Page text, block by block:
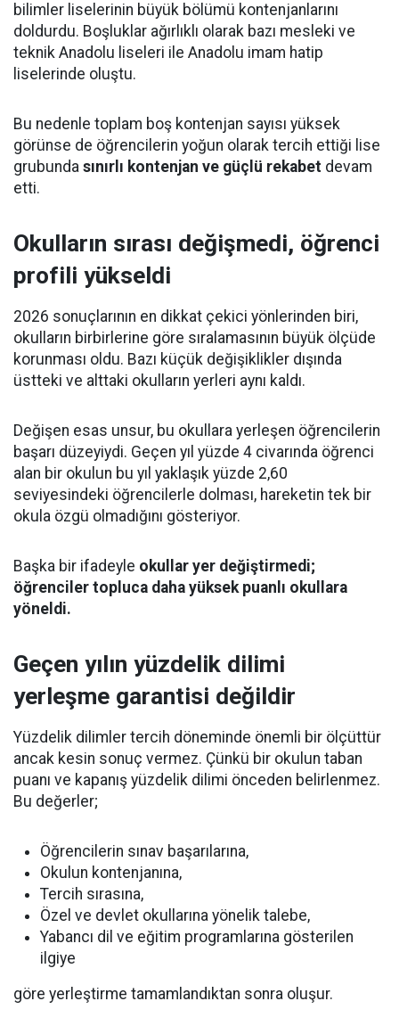
bilimler liselerinin büyük bölümü kontenjanlarını
doldurdu. Boşluklar ağırlıklı olarak bazı mesleki ve
teknik Anadolu liseleri ile Anadolu imam hatip
liselerinde oluştu.
Bu nedenle toplam boş kontenjan sayısı yüksek
görünse de öğrencilerin yoğun olarak tercih ettiği lise
grubunda sınırlı kontenjan ve güçlü rekabet devam
etti.
Okulların sırası değişmedi, öğrenci
profili yükseldi
2026 sonuçlarının en dikkat çekici yönlerinden biri,
okulların birbirlerine göre sıralamasının büyük ölçüde
korunması oldu. Bazı küçük değişiklikler dışında
üstteki ve alttaki okulların yerleri aynı kaldı.
Değişen esas unsur, bu okullara yerleşen öğrencilerin
başarı düzeyiydi. Geçen yıl yüzde 4 civarında öğrenci
alan bir okulun bu yıl yaklaşık yüzde 2,60
seviyesindeki öğrencilerle dolması, hareketin tek bir
okula özgü olmadığını gösteriyor.
Başka bir ifadeyle okullar yer değiştirmedi;
öğrenciler topluca daha yüksek puanlı okullara
yöneldi.
Geçen yılın yüzdelik dilimi
yerleşme garantisi değildir
Yüzdelik dilimler tercih döneminde önemli bir ölçüttür
ancak kesin sonuç vermez. Çünkü bir okulun taban
puanı ve kapanış yüzdelik dilimi önceden belirlenmez.
Bu değerler;
Öğrencilerin sınav başarılarına,
Okulun kontenjanına,
Tercih sırasına,
Özel ve devlet okullarına yönelik talebe,
Yabancı dil ve eğitim programlarına gösterilen
ilgiye
göre yerleştirme tamamlandıktan sonra oluşur.